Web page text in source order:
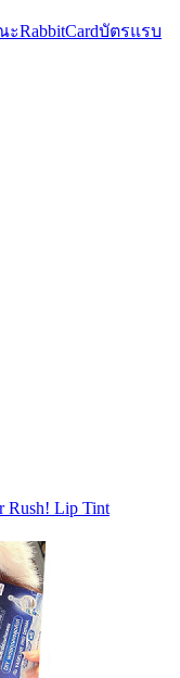
ะRabbitCardบัตรแรบ
Lip Tint